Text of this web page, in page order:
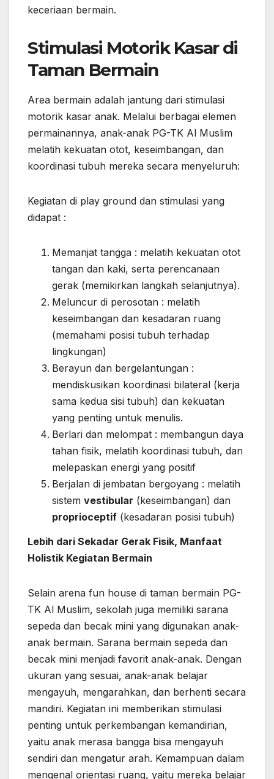
keceriaan bermain.
Stimulasi Motorik Kasar di
Taman Bermain
Area bermain adalah jantung dari stimulasi
motorik kasar anak. Melalui berbagai elemen
permainannya, anak-anak PG-TK Al Muslim
melatih kekuatan otot, keseimbangan, dan
koordinasi tubuh mereka secara menyeluruh:
Kegiatan di play ground dan stimulasi yang
didapat :
Memanjat tangga : melatih kekuatan otot
tangan dan kaki, serta perencanaan
gerak (memikirkan langkah selanjutnya).
Meluncur di perosotan : melatih
keseimbangan dan kesadaran ruang
(memahami posisi tubuh terhadap
lingkungan)
Berayun dan bergelantungan :
mendiskusikan koordinasi bilateral (kerja
sama kedua sisi tubuh) dan kekuatan
yang penting untuk menulis.
Berlari dan melompat : membangun daya
tahan fisik, melatih koordinasi tubuh, dan
melepaskan energi yang positif
Berjalan di jembatan bergoyang : melatih
sistem vestibular (keseimbangan) dan
proprioceptif (kesadaran posisi tubuh)
Lebih dari Sekadar Gerak Fisik, Manfaat
Holistik Kegiatan Bermain
Selain arena fun house di taman bermain PG-
TK Al Muslim, sekolah juga memiliki sarana
sepeda dan becak mini yang digunakan anak-
anak bermain. Sarana bermain sepeda dan
becak mini menjadi favorit anak-anak. Dengan
ukuran yang sesuai, anak-anak belajar
mengayuh, mengarahkan, dan berhenti secara
mandiri. Kegiatan ini memberikan stimulasi
penting untuk perkembangan kemandirian,
yaitu anak merasa bangga bisa mengayuh
sendiri dan mengatur arah. Kemampuan dalam
mengenal orientasi ruang, yaitu mereka belajar